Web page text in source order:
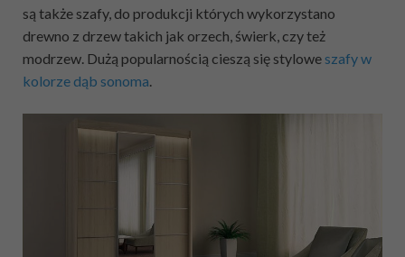
są także szafy, do produkcji których wykorzystano
drewno z drzew takich jak orzech, świerk, czy też
modrzew. Dużą popularnością cieszą się stylowe szafy w
kolorze dąb sonoma